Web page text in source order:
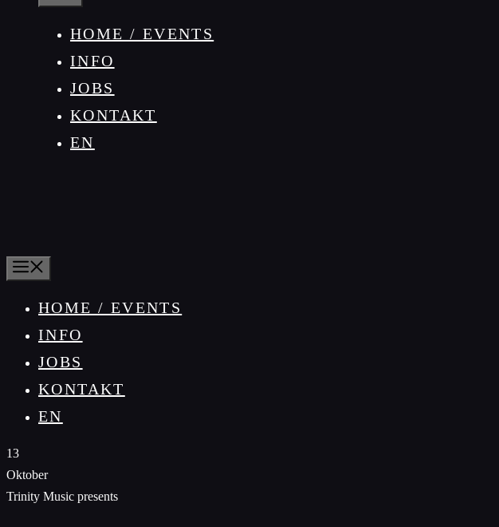
HOME / EVENTS
INFO
JOBS
KONTAKT
EN
HOME / EVENTS
INFO
JOBS
KONTAKT
EN
13
Oktober
Trinity Music presents